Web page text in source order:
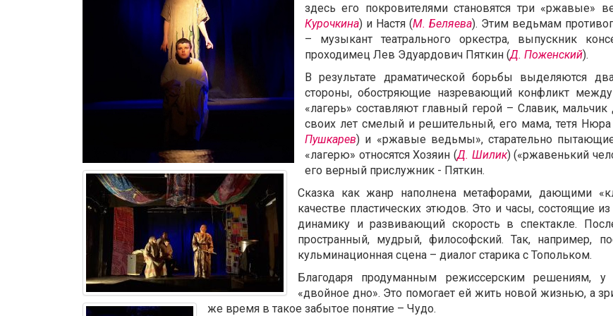
здесь его покровителями становятся три «ржавые»
Курочкина) и Настя (М. Беляева). Этим ведьмам
– музыкант театрального оркестра, выпускник
проходимец Лев Эдуардович Пяткин (Д. Поженский).
В результате драматической борьбы выделяются
стороны, обостряющие назревающий конфликт
«лагерь» составляют главный герой – Славик,
своих лет смелый и решительный, его мама, тетя
Пушкарев) и «ржавые ведьмы», старательно
«лагерю» относятся Хозяин (Д. Шилик) («ржавенький
его верный прислужник - Пяткин.
Сказка как жанр наполнена метафорами, дающими
качестве пластических этюдов. Это и часы, состоящие
динамику и развивающий скорость в спектакле.
пространный, мудрый, философский. Так, например,
кульминационная сцена – диалог старика с Топольком.
Благодаря продуманным режиссерским решениям, у
«двойное дно». Это помогает ей жить новой жизнью, а
же время в такое забытое понятие – Чудо.